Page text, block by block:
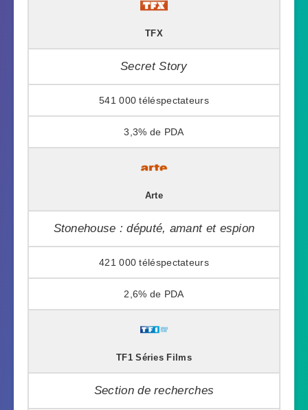
TFX
Secret Story
541 000
3,3%
Arte
Stonehouse : député, amant et espion
421 000
2,6%
TF1 Séries Films
Section de recherches